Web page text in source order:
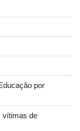
por
vítimas de